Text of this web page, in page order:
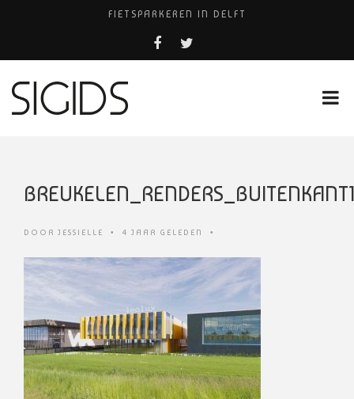
FIETSPARKEREN IN DELFT
PIZZERIA POMPEÏ ￼
COCKTAILS ON THE SPOT!
BREUKELEN_RENDERS_BUITENKANT1
DOOR JESSIELLE • 4 JAAR GELEDEN •